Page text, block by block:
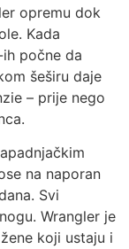
opremu dok
Kada
počne da
šeširu daje
– prije nego
na naporan
Svi
Wrangler je
koji ustaju i